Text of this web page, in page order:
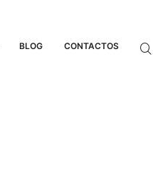
BLOG CONTACTOS